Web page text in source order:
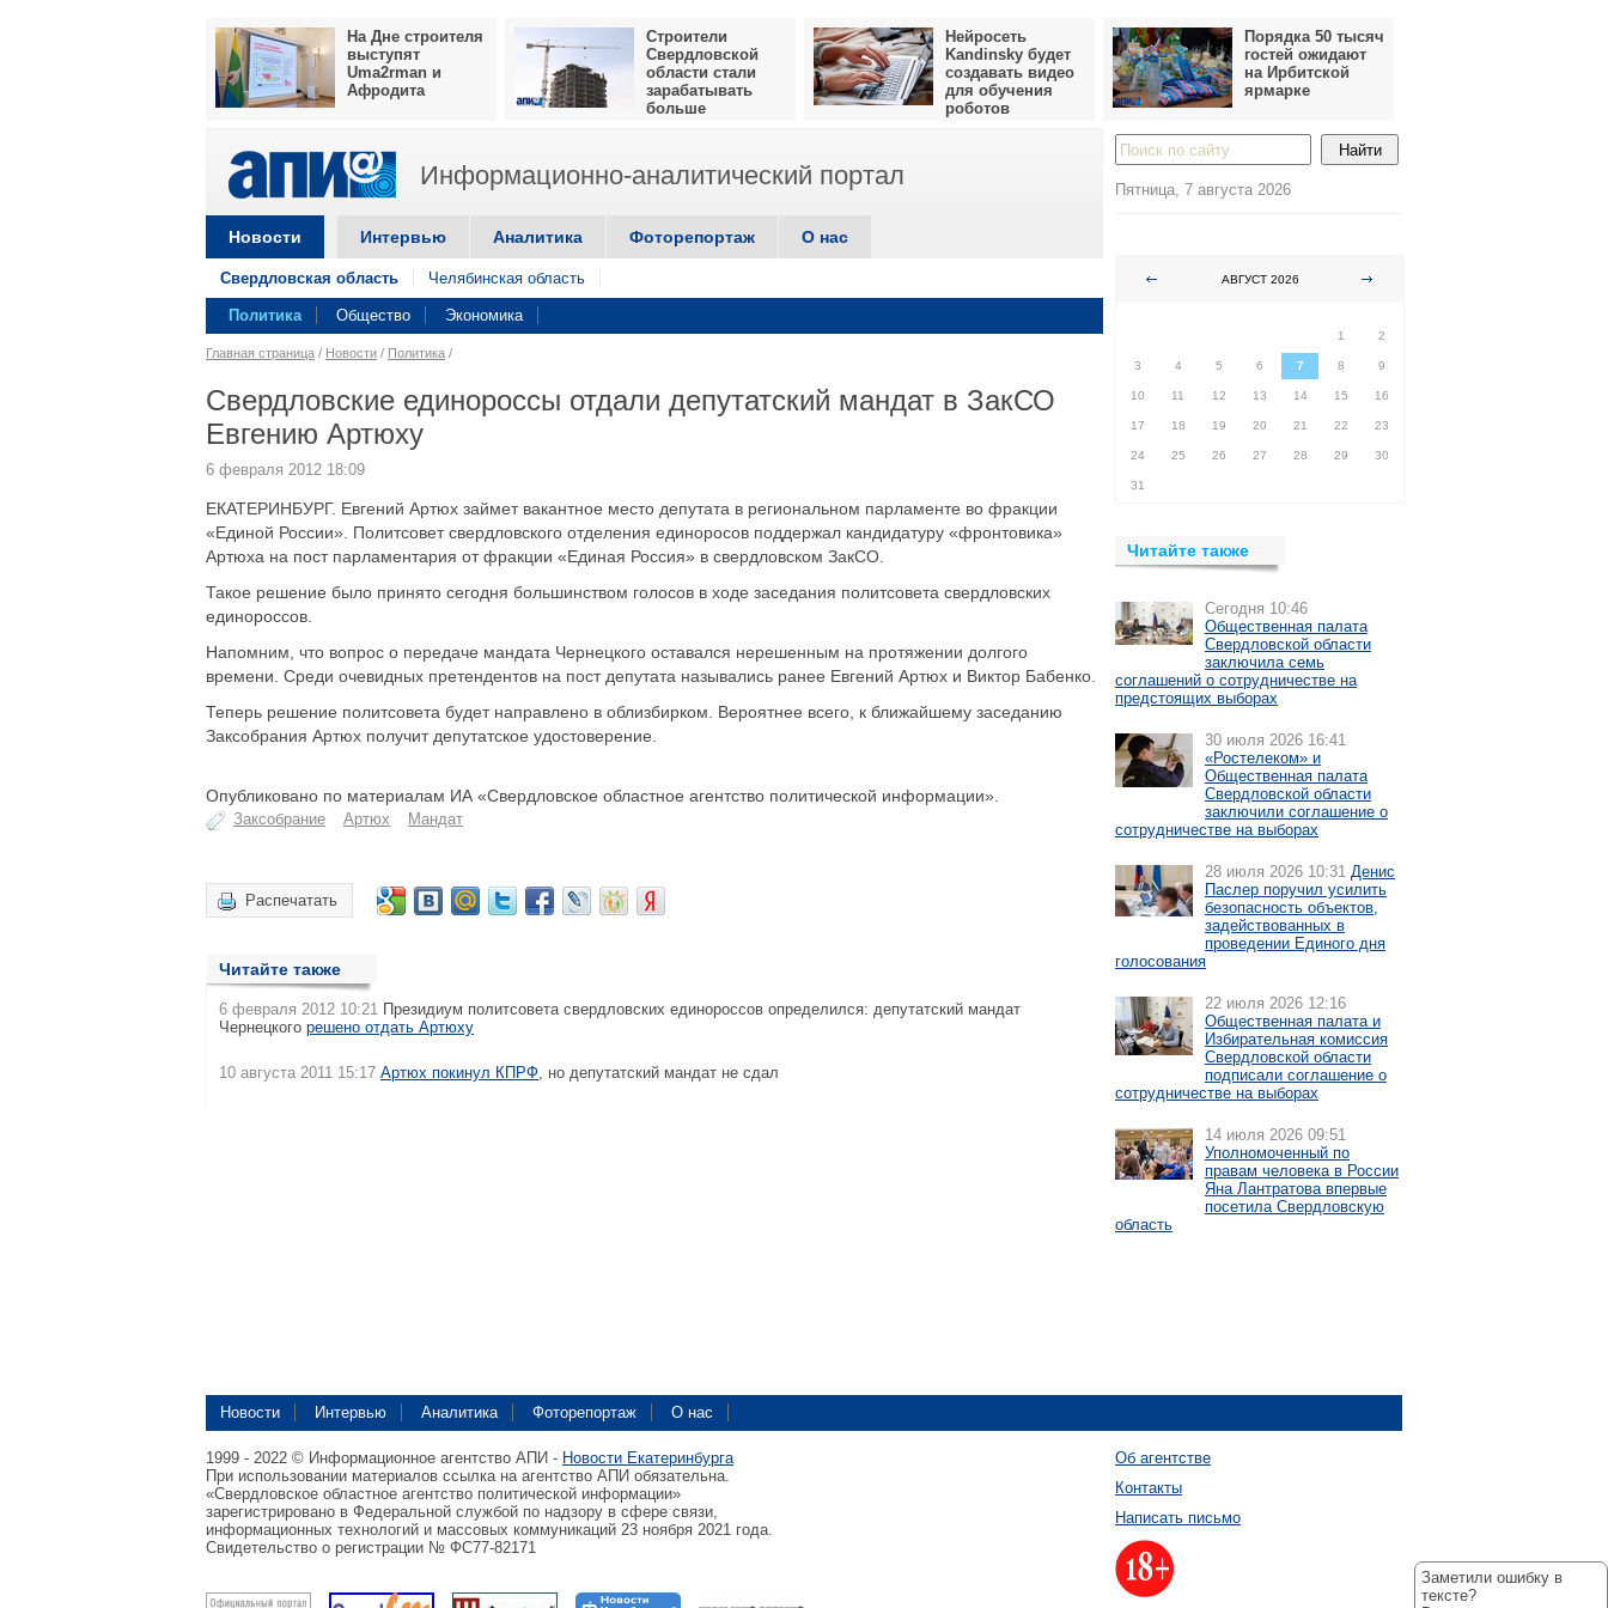
На Дне строителя
выступят
Uma2rman и
Афродита
Строители
Свердловской
области стали
зарабатывать
больше
Нейросеть
Kandinsky будет
создавать видео
для обучения
роботов
Порядка 50 тысяч
гостей ожидают
на Ирбитской
ярмарке
Информационно-аналитический портал
Новости Интервью Аналитика Фоторепортаж О нас
Свердловская область Челябинская область
Политика Общество Экономика
Главная страница / Новости / Политика /
Свердловские единороссы отдали депутатский мандат в ЗакСО
Евгению Артюху
6 февраля 2012 18:09
ЕКАТЕРИНБУРГ. Евгений Артюх займет вакантное место депутата в региональном парламенте во фракции
«Единой России». Политсовет свердловского отделения единоросов поддержал кандидатуру «фронтовика»
Артюха на пост парламентария от фракции «Единая Россия» в свердловском ЗакСО.
Такое решение было принято сегодня большинством голосов в ходе заседания политсовета свердловских
единороссов.
Напомним, что вопрос о передаче мандата Чернецкого оставался нерешенным на протяжении долгого
времени. Среди очевидных претендентов на пост депутата назывались ранее Евгений Артюх и Виктор Бабенко.
Теперь решение политсовета будет направлено в облизбирком. Вероятнее всего, к ближайшему заседанию
Заксобрания Артюх получит депутатское удостоверение.
Опубликовано по материалам ИА «Свердловское областное агентство политической информации».
Заксобрание Артюх Мандат
Распечатать
Читайте также
6 февраля 2012 10:21 Президиум политсовета свердловских единороссов определился: депутатский мандат
Чернецкого решено отдать Артюху
10 августа 2011 15:17 Артюх покинул КПРФ, но депутатский мандат не сдал
Пятница, 7 августа 2026
АВГУСТ 2026
1
2
3 4 5 6 7 8 9
10 11 12 13 14 15 16
17 18 19 20 21 22 23
24 25 26 27 28 29 30
31
Читайте также
Сегодня 10:46
Общественная палата
Свердловской области
заключила семь
соглашений о сотрудничестве на
предстоящих выборах
30 июля 2026 16:41
«Ростелеком» и
Общественная палата
Свердловской области
заключили соглашение о
сотрудничестве на выборах
28 июля 2026 10:31 Денис
Паслер поручил усилить
безопасность объектов,
задействованных в
проведении Единого дня
голосования
22 июля 2026 12:16
Общественная палата и
Избирательная комиссия
Свердловской области
подписали соглашение о
сотрудничестве на выборах
14 июля 2026 09:51
Уполномоченный по
правам человека в России
Яна Лантратова впервые
посетила Свердловскую
область
Новости Интервью Аналитика Фоторепортаж О нас
1999 - 2022 © Информационное агентство АПИ - Новости Екатеринбурга
При использовании материалов ссылка на агентство АПИ обязательна.
«Свердловское областное агентство политической информации»
зарегистрировано в Федеральной службой по надзору в сфере связи,
информационных технологий и массовых коммуникаций 23 ноября 2021 года.
Свидетельство о регистрации № ФС77-82171
Об агентстве
Контакты
Написать письмо
Заметили ошибку в
тексте?